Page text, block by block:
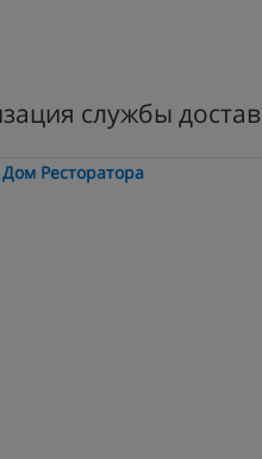
службы
Ресторатора